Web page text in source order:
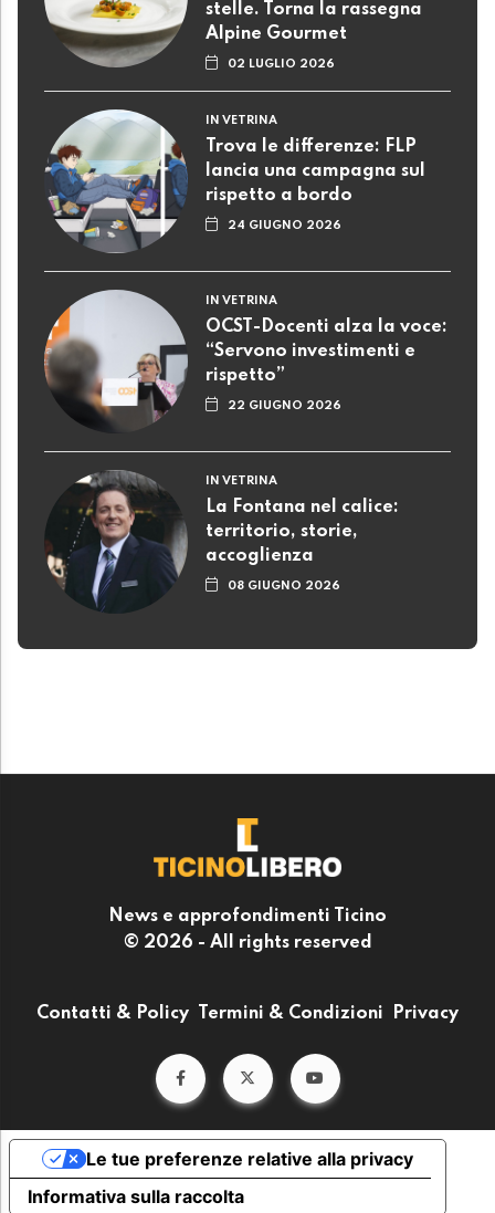
stelle. Torna la rassegna
Alpine Gourmet
02 LUGLIO 2026
IN VETRINA
Trova le differenze: FLP
lancia una campagna sul
rispetto a bordo
24 GIUGNO 2026
IN VETRINA
OCST-Docenti alza la voce:
“Servono investimenti e
rispetto”
22 GIUGNO 2026
IN VETRINA
La Fontana nel calice:
territorio, storie,
accoglienza
08 GIUGNO 2026
News e approfondimenti Ticino
© 2026 - All rights reserved
Contatti & Policy Termini & Condizioni Privacy
Informativa sulla raccolta
Le tue preferenze relative alla privacy